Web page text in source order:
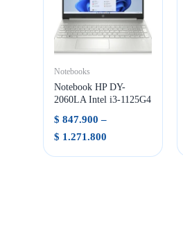
Notebooks
Notebook HP DY-
2060LA Intel i3-1125G4
$ 847.900 –
$ 1.271.800
precios: